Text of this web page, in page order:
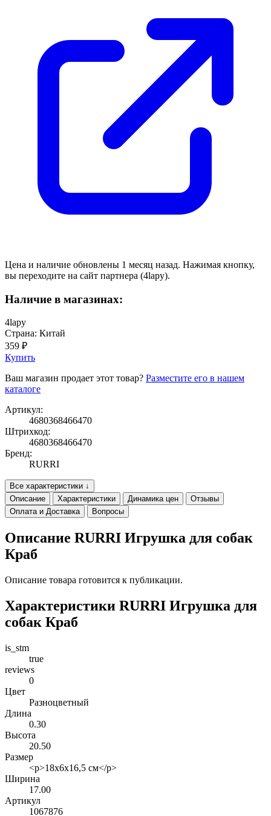
Цена и наличие обновлены 1 месяц назад. Нажимая кнопку,
вы переходите на сайт партнера (4lapy).
Наличие в магазинах:
4lapy
Страна: Китай
359 ₽
Купить
Ваш магазин продает этот товар? Разместите его в нашем
каталоге
Артикул:
4680368466470
Штрихкод:
4680368466470
Бренд:
RURRI
Все характеристики ↓
Описание
Характеристики Динамика цен
Отзывы
Оплата и Доставка
Вопросы
Описание RURRI Игрушка для собак
Краб
Описание товара готовится к публикации.
Характеристики RURRI Игрушка для
собак Краб
is_stm
true
reviews
0
Цвет
Разноцветный
Длина
0.30
Высота
20.50
Размер
<p>18х6х16,5 см</p>
Ширина
17.00
Артикул
1067876